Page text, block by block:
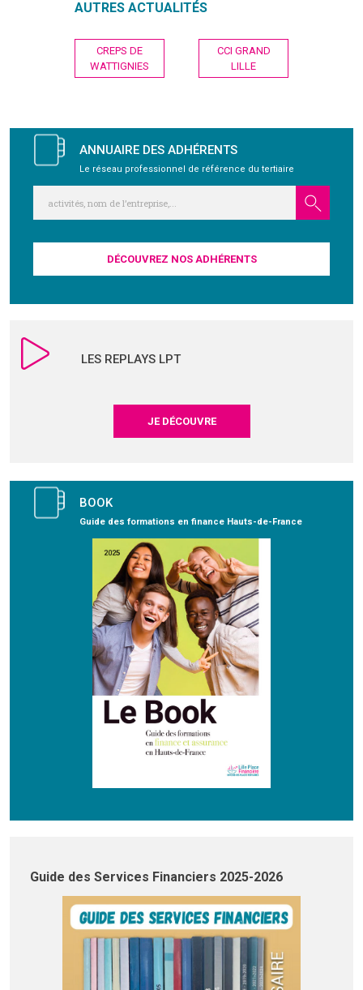
AUTRES ACTUALITÉS
Navigation
l’article
CREPS DE
WATTIGNIES
CCI GRAND
LILLE
ANNUAIRE DES ADHÉRENTS
Le réseau professionnel de référence du tertiaire
DÉCOUVREZ NOS ADHÉRENTS
LES REPLAYS LPT
JE DÉCOUVRE
BOOK
Guide des formations en finance Hauts-de-France
Guide des Services Financiers 2025-2026